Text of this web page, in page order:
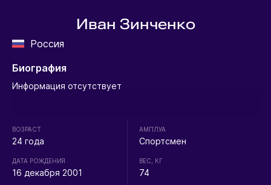
Иван Зинченко
Россия
Биография
Информация отсутствует
ВОЗРАСТ
24 года
ДАТА РОЖДЕНИЯ
16 декабря 2001
АМПЛУА
Спортсмен
ВЕС, КГ
74